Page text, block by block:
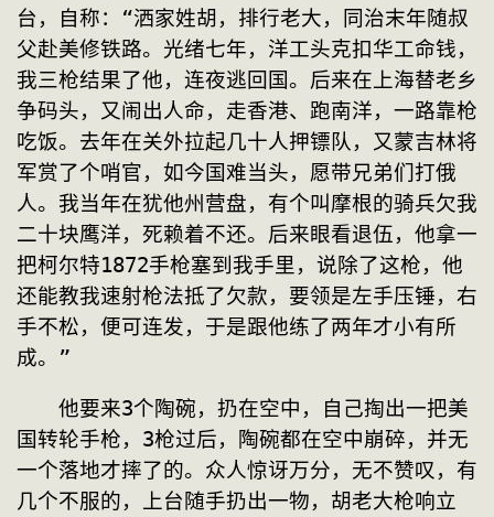
台，自称：“洒家姓胡，排行老大，同治末年随叔
父赴美修铁路。光绪七年，洋工头克扣华工命钱，
我三枪结果了他，连夜逃回国。后来在上海替老乡
争码头，又闹出人命，走香港、跑南洋，一路靠枪
吃饭。去年在关外拉起几十人押镖队，又蒙吉林将
军赏了个哨官，如今国难当头，愿带兄弟们打俄
人。我当年在犹他州营盘，有个叫摩根的骑兵欠我
二十块鹰洋，死赖着不还。后来眼看退伍，他拿一
把柯尔特1872手枪塞到我手里，说除了这枪，他
还能教我速射枪法抵了欠款，要领是左手压锤，右
手不松，便可连发，于是跟他练了两年才小有所
成。”
他要来3个陶碗，扔在空中，自己掏出一把美
国转轮手枪，3枪过后，陶碗都在空中崩碎，并无
一个落地才摔了的。众人惊讶万分，无不赞叹，有
几个不服的，上台随手扔出一物，胡老大枪响立